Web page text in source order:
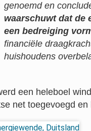
genoemd en
waarschuwt dat de
een ​​bedreiging
financiële
huishoudens
een heleboel
net toegevoegd